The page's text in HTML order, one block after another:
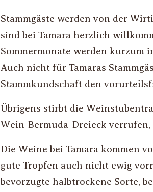
Stammgäste werden von der
sind bei Tamara herzlich
Sommermonate werden kurzum
Auch nicht für Tamaras
Stammkundschaft den
Übrigens stirbt die
Wein-Bermuda-Dreieck
Die Weine bei Tamara kommen
gute Tropfen auch nicht ewig
bevorzugte halbtrockene Sorte,